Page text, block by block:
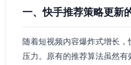
一、快手推荐策略更新
随着短视频内容爆炸式增长
压力。原有的推荐算法虽然